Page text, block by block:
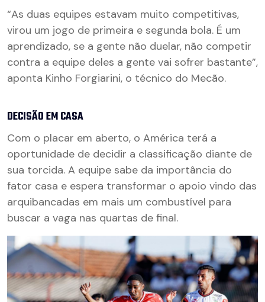
“As duas equipes estavam muito competitivas,
virou um jogo de primeira e segunda bola. É um
aprendizado, se a gente não duelar, não competir
contra a equipe deles a gente vai sofrer bastante”,
aponta Kinho Forgiarini, o técnico do Mecão.
DECISÃO EM CASA
Com o placar em aberto, o América terá a
oportunidade de decidir a classificação diante de
sua torcida. A equipe sabe da importância do
fator casa e espera transformar o apoio vindo das
arquibancadas em mais um combustível para
buscar a vaga nas quartas de final.